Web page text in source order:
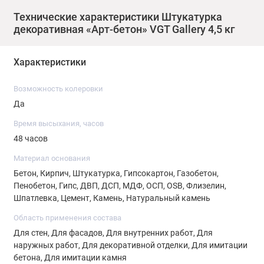
Свойства и особенности: Штукатурка представляет собой
высоковязкую однородную массу белого цвета с
вкраплениями доломита тёмного цвета. Образует
«дышащее» покрытие. Водостойкая.
Подготовка поверхности: Рабочая поверхность должна
быть сухой и чистой. Отслаивающиеся старые покрытия
должны быть удалены. Рекомендуется предварительное
грунтование поверхности грунтовкой адгезионной.
Использование грунтовки позволит получить прочную
поверхность с лёгкой шероховатостью, что облегчит
нанесение материала на основание.
Технические характеристики Штукатурка
декоративная «Арт-бетон» VGT Gallery 4,5 кг
Характеристики
Возможность колеровки
Да
Время высыхания, часов
48 часов
Материал основания
Бетон, Кирпич, Штукатурка, Гипсокартон, Газобетон,
Пенобетон, Гипс, ДВП, ДСП, МДФ, ОСП, OSB, Флизелин,
Шпатлевка, Цемент, Камень, Натуральный камень
Область применения состава
Для стен, Для фасадов, Для внутренних работ, Для
наружных работ, Для декоративной отделки, Для имитации
бетона, Для имитации камня